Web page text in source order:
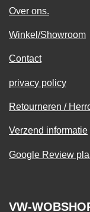
Over ons.
Winkel/Showroom
Contact
privacy policy
Retourneren /
Verzend informatie
Google Review
VW-